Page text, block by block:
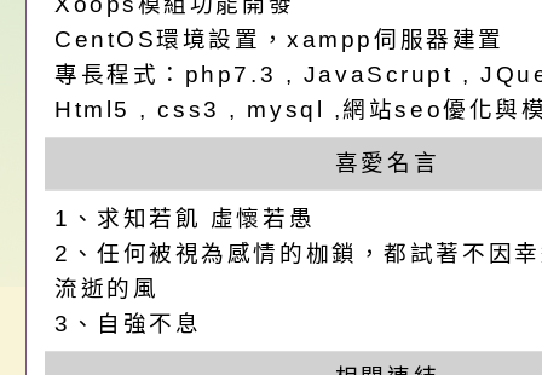
前教育署辦理性別平
置課程與教學人才庫
畫」一案， 請教師
請，請查照。
施問答集
轉知:桃園市交通局
減碳存摺2.0」全民
桃園市政府家庭教育
年度祖孫樂淘桃－
祝活動」海報電子檔
位協助鼓勵所屬同仁
關（構）、學校、民
轉知有關銓敘部建
員退休所得重審後實
算器」，公立學校退
亦可利用
檢送財團法人台灣優
發展協會辦理115年
看國產豬肉生產流程
轉知:桃園市衛生局
年桃園市青少年菸害
CentOS環境設置，xampp伺服器建置
專長程式：php7.3 , JavaScrupt ,
Html5 , css3 , mysql ,網站seo優化與
喜愛名言
1、求知若飢 虛懷若愚
2、任何被視為感情的枷鎖，都試著不因
流逝的風
3、自強不息